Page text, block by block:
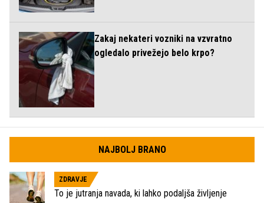
Zakaj nekateri vozniki na vzvratno
ogledalo privežejo belo krpo?
NAJBOLJ BRANO
ZDRAVJE
To je jutranja navada, ki lahko podaljša življenje